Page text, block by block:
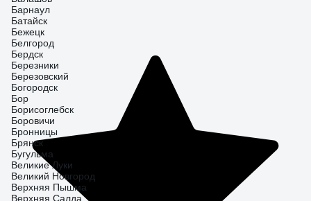
Барнаул
Батайск
Бежецк
Белгород
Бердск
Березники
Березовский
Богородск
Бор
Борисоглебск
Боровичи
Бронницы
Брянск
Бугульма
Великие Луки
Великий Новгород
Верхняя Пышма
Верхняя Салда